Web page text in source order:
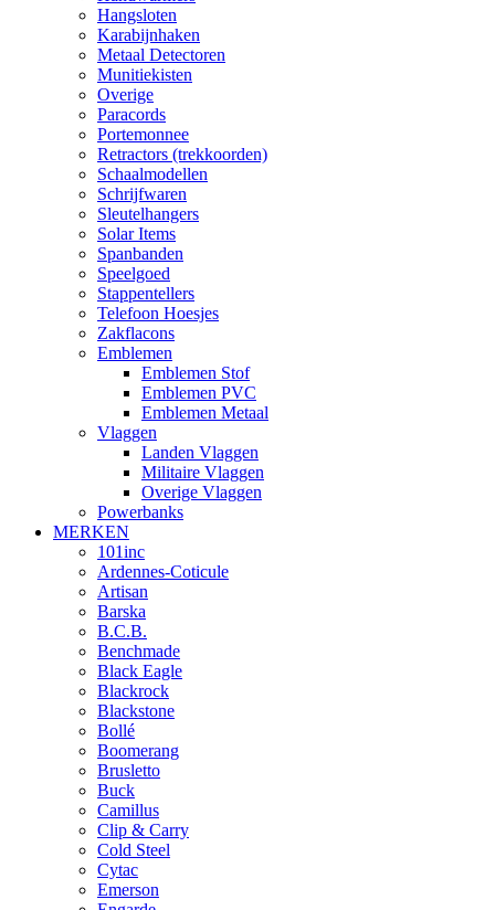
Hangsloten
Karabijnhaken
Metaal Detectoren
Munitiekisten
Overige
Paracords
Portemonnee
Retractors (trekkoorden)
Schaalmodellen
Schrijfwaren
Sleutelhangers
Solar Items
Spanbanden
Speelgoed
Stappentellers
Telefoon Hoesjes
Zakflacons
Emblemen
Emblemen Stof
Emblemen PVC
Emblemen Metaal
Vlaggen
Landen Vlaggen
Militaire Vlaggen
Overige Vlaggen
Powerbanks
MERKEN
101inc
Ardennes-Coticule
Artisan
Barska
B.C.B.
Benchmade
Black Eagle
Blackrock
Blackstone
Bollé
Boomerang
Brusletto
Buck
Camillus
Clip & Carry
Cold Steel
Cytac
Emerson